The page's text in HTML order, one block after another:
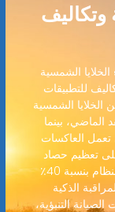
وتكاليف
الشمسية
للتطبيقات
الخلايا الشمسية
من 28٪ في العقد الماضي، بينما
انخفضت التكاليف بنسبة 88٪ منذ عام 2012. تعمل العاكسات
تعظيم حصاد
الطاقة من كل محطة، مما يزيد من إخراج النظام بنسبة 40٪
الذكية
التنبؤية،